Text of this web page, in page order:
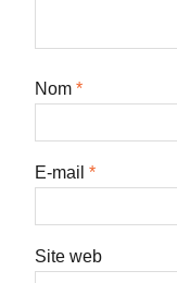
Nom *
E-mail *
Site web